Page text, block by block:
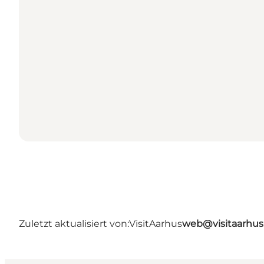
Zuletzt aktualisiert von:VisitAarhus